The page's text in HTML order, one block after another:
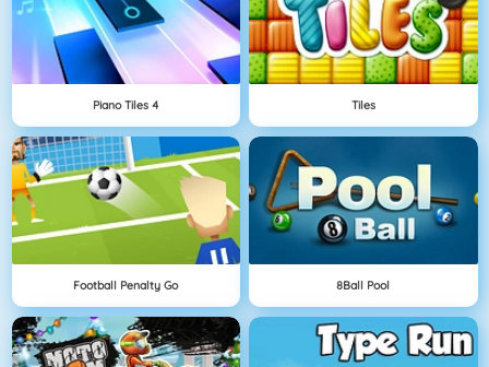
Piano Tiles 4 Tiles
Football Penalty Go 8Ball Pool